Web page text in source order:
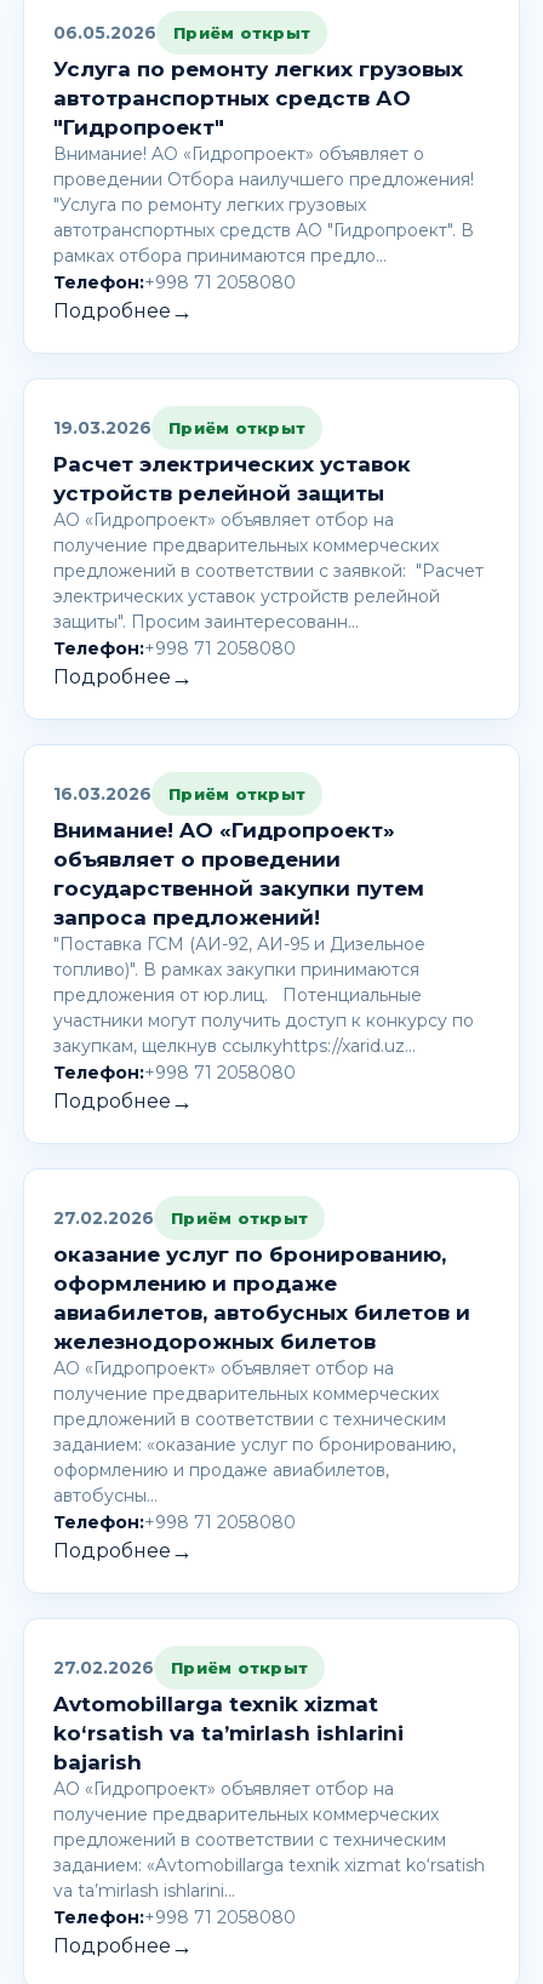
06.05.2026 Приём открыт
Услуга по ремонту легких грузовых
автотранспортных средств АО
"Гидропроект"
Внимание! AО «Гидропроект» объявляет о
проведении Отбора наилучшего предложения!
"Услуга по ремонту легких грузовых
автотранспортных средств АО "Гидропроект". В
рамках отбора принимаются предло…
Телефон:+998 71 2058080
Подробнее →
19.03.2026 Приём открыт
Расчет электрических уставок
устройств релейной защиты
АО «Гидропроект» объявляет отбор на
получение предварительных коммерческих
предложений в соответствии с заявкой: "Расчет
электрических уставок устройств релейной
защиты". Просим заинтересованн…
Телефон:+998 71 2058080
Подробнее →
16.03.2026 Приём открыт
Внимание! AО «Гидропроект»
объявляет о проведении
государственной закупки путем
запроса предложений!
"Поставка ГСМ (АИ-92, АИ-95 и Дизельное
топливо)". В рамках закупки принимаются
предложения от юр.лиц. Потенциальные
участники могут получить доступ к конкурсу по
закупкам, щелкнув ссылкуhttps://xarid.uz…
Телефон:+998 71 2058080
Подробнее →
27.02.2026 Приём открыт
оказание услуг по бронированию,
оформлению и продаже
авиабилетов, автобусных билетов и
железнодорожных билетов
АО «Гидропроект» объявляет отбор на
получение предварительных коммерческих
предложений в соответствии с техническим
заданием: «оказание услуг по бронированию,
оформлению и продаже авиабилетов,
автобусны…
Телефон:+998 71 2058080
Подробнее →
27.02.2026 Приём открыт
Avtomobillarga texnik xizmat
ko‘rsatish va ta’mirlash ishlarini
bajarish
АО «Гидропроект» объявляет отбор на
получение предварительных коммерческих
предложений в соответствии с техническим
заданием: «Avtomobillarga texnik xizmat ko‘rsatish
va ta’mirlash ishlarini…
Телефон:+998 71 2058080
Подробнее →